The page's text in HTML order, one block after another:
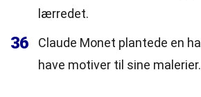
lærredet.
36
Claude Monet plantede en
have motiver til sine malerier.